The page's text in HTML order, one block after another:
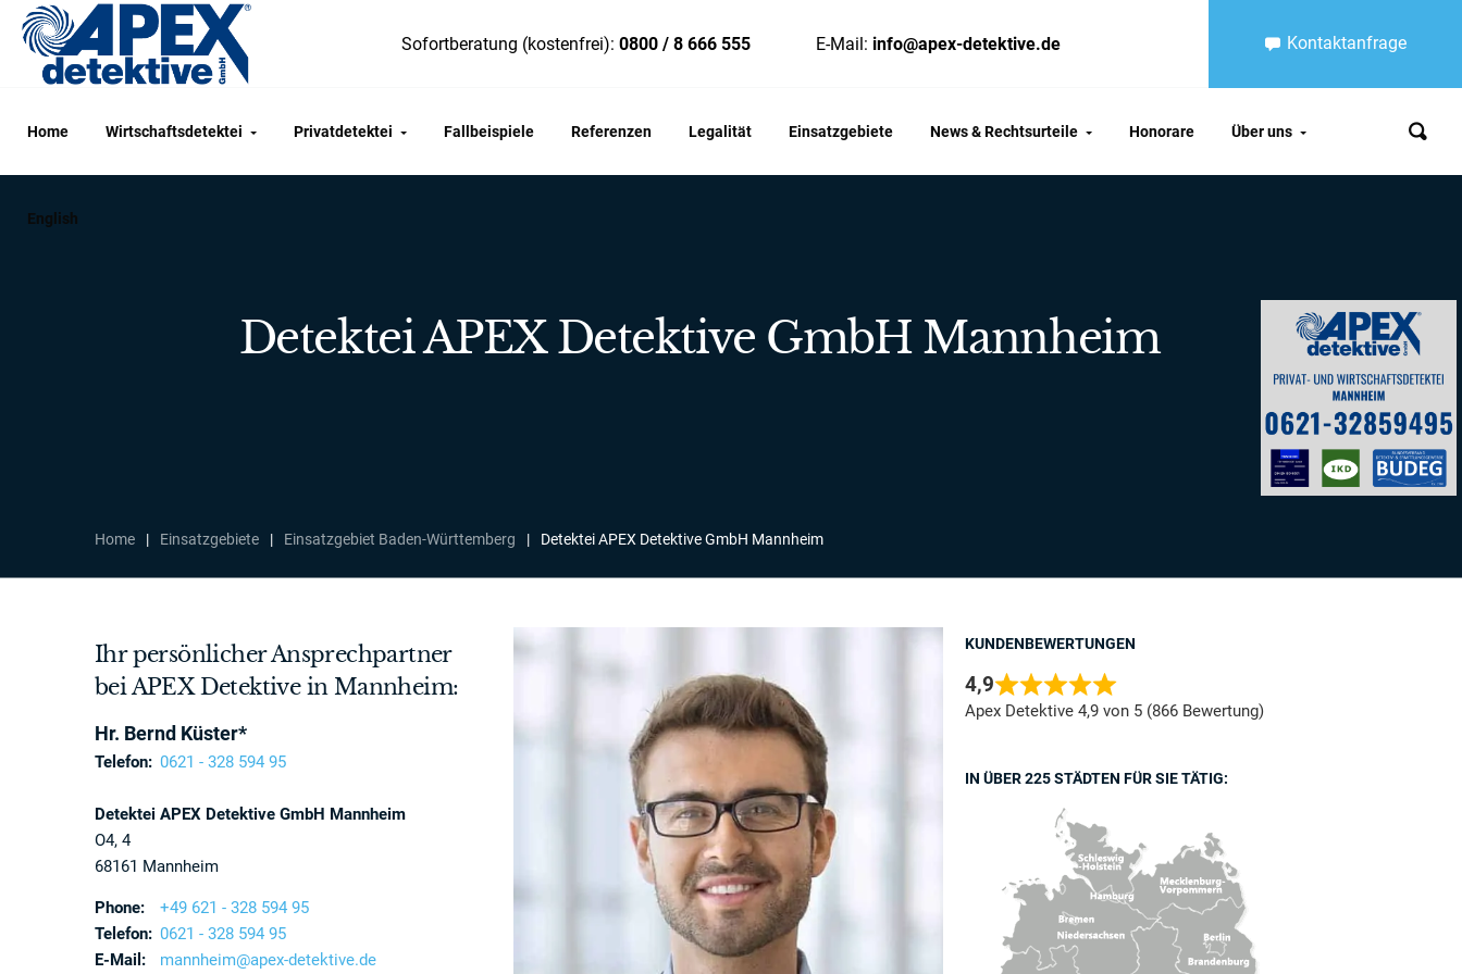
Sofortberatung (kostenfrei): 0800 / 8 666 555 E-Mail: info@apex-detektive.de Kontaktanfrage
Home Wirtschaftsdetektei Privatdetektei Fallbeispiele Referenzen Legalität Einsatzgebiete News & Rechtsurteile Honorare Über uns
English
Detektei APEX Detektive GmbH Mannheim
Home | Einsatzgebiete | Einsatzgebiet Baden-Württemberg | Detektei APEX Detektive GmbH Mannheim
Ihr persönlicher Ansprechpartner
bei APEX Detektive in Mannheim:
Hr. Bernd Küster*
Telefon: 0621 - 328 594 95
Detektei APEX Detektive GmbH Mannheim
O4, 4
68161 Mannheim
Phone:
+49 621 - 328 594 95
Telefon: 0621 - 328 594 95
E-Mail:
mannheim@apex-detektive.de
KUNDENBEWERTUNGEN
4,9
Apex Detektive 4,9 von 5 (866 Bewertung)
IN ÜBER 225 STÄDTEN FÜR SIE TÄTIG: